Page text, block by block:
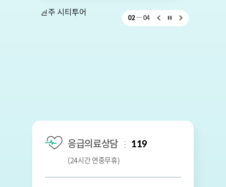
02 04
응급의료상담 119
(24시간 연중무휴)